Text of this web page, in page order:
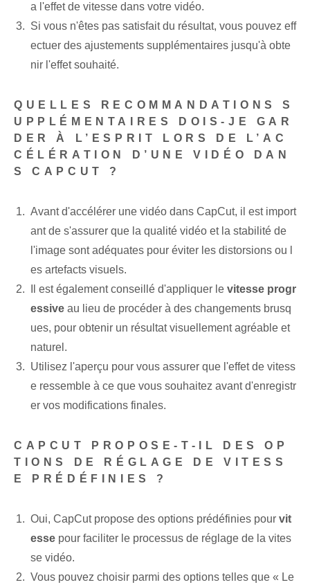
a l'effet de vitesse dans votre vidéo.
Si vous n'êtes pas satisfait du résultat, vous pouvez eff
ectuer des ajustements supplémentaires jusqu'à obte
nir l'effet souhaité.
QUELLES RECOMMANDATIONS S
UPPLÉMENTAIRES DOIS-JE GAR
DER À L’ESPRIT LORS DE L’AC
CÉLÉRATION D’UNE VIDÉO DAN
S CAPCUT ?
Avant d'accélérer une vidéo dans CapCut, il est import
ant de s'assurer que la qualité vidéo et la stabilité de
l'image sont adéquates pour éviter les distorsions ou l
es artefacts visuels.
Il est également conseillé d'appliquer le vitesse progr
essive au lieu de procéder à des changements brusq
ues, pour obtenir un résultat visuellement agréable et
naturel.
Utilisez l'aperçu pour vous assurer que l'effet de vitess
e ressemble à ce que vous souhaitez avant d'enregistr
er vos modifications finales.
CAPCUT PROPOSE-T-IL DES OP
TIONS DE RÉGLAGE DE VITESS
E PRÉDÉFINIES ?
Oui, CapCut propose des options prédéfinies pour vit
esse pour faciliter le processus de réglage de la vites
se vidéo.
Vous pouvez choisir parmi des options telles que « Le